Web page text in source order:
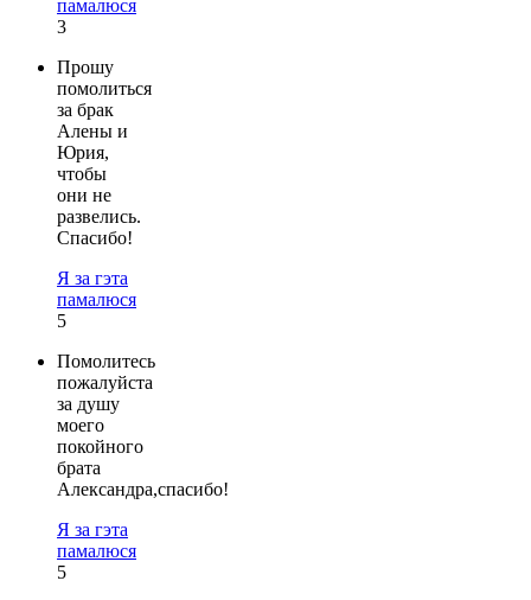
памалюся
3
Прошу
помолиться
за брак
Алены и
Юрия,
чтобы
они не
развелись.
Спасибо!
Я за гэта
памалюся
5
Помолитесь
пожалуйста
за душу
моего
покойного
брата
Александра,спасибо!
Я за гэта
памалюся
5